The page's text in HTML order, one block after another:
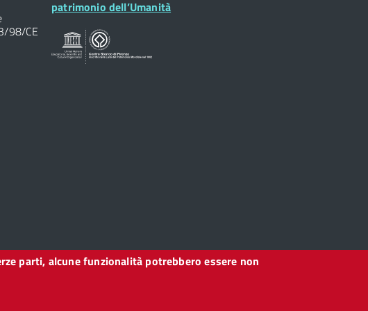
98/CE
Widget
patrimonio dell’Umanità
parti, alcune funzionalità potrebbero essere non